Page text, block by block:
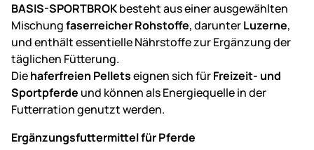
BASIS-SPORTBROKbesteht aus einer ausgewählten
Mischungfaserreicher Rohstoffe, darunterLuzerne,
und enthält essentielle Nährstoffe zur Ergänzung der
täglichen Fütterung.
Diehaferfreien Pelletseignen sich fürFreizeit- und
Sportpferde und können als Energiequelle in der
Futterration genutzt werden.
Ergänzungsfuttermittel für Pferde